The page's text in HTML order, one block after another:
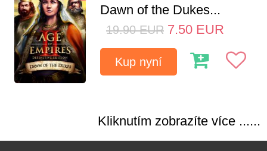
Dawn of the Dukes...
19.90 EUR 7.50 EUR
Kup nyní
Kliknutím zobrazíte více ......